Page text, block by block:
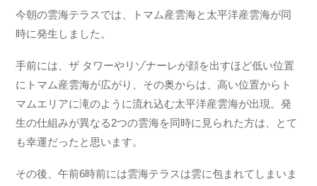
今朝の雲海テラスでは、トマム産雲海と太平洋産雲海が同
時に発生しました。
手前には、ザ タワーやリゾナーレが顔を出すほど低い位置
にトマム産雲海が広がり、その奥からは、高い位置からト
マムエリアに滝のように流れ込む太平洋産雲海が出現。発
生の仕組みが異なる2つの雲海を同時に見られた方は、とて
も幸運だったと思います。
その後、午前6時前には雲海テラスは雲に包まれてしまいま